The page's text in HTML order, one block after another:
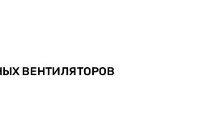
ВЕНТИЛЯТОРОВ